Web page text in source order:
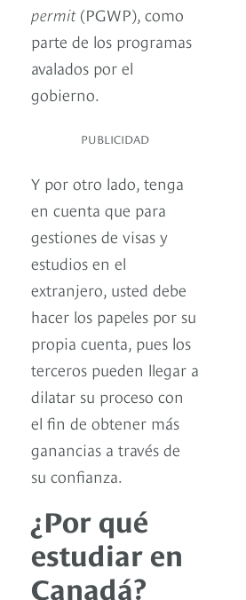
permit(PGWP), como
parte de los programas
avalados por el
gobierno.
PUBLICIDAD
Y por otro lado, tenga
en cuenta que para
gestiones de visas y
estudios en el
extranjero, usted debe
hacer los papeles por su
propia cuenta, pues los
terceros pueden llegar a
dilatar su proceso con
el fin de obtener más
ganancias a través de
su confianza.
¿Por qué
estudiar en
Canadá?